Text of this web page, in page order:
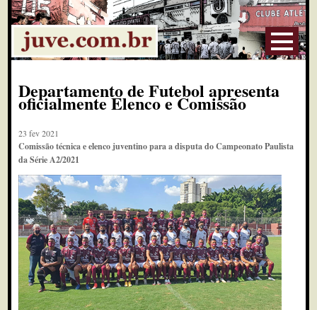
Departamento de Futebol apresenta
oficialmente Elenco e Comissão
23 fev 2021
Comissão técnica e elenco juventino para a disputa do Campeonato Paulista
da Série A2/2021